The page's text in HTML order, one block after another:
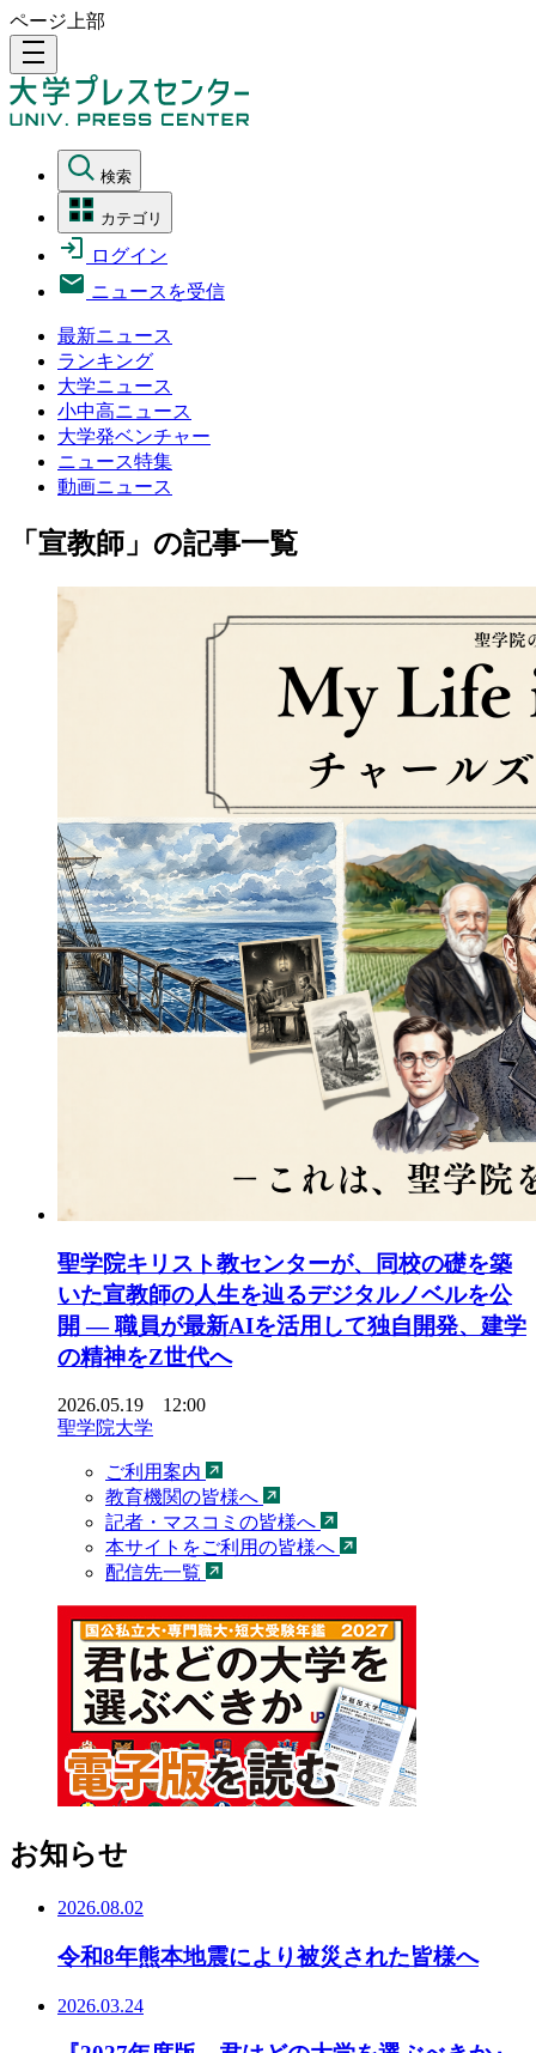
ページ上部
density_medium
検索
カテゴリ
ログイン
ニュースを受信
最新ニュース
ランキング
大学ニュース
小中高ニュース
大学発ベンチャー
ニュース特集
動画ニュース
「宣教師」の記事一覧
聖学院キリスト教センターが、同校の礎を築
いた宣教師の人生を辿るデジタルノベルを公
開 ― 職員が最新AIを活用して独自開発、建学
の精神をZ世代へ
2026.05.19 12:00
聖学院大学
ご利用案内
教育機関の皆様へ
記者・マスコミの皆様へ
本サイトをご利用の皆様へ
配信先一覧
お知らせ
2026.08.02
令和8年熊本地震により被災された皆様へ
2026.03.24